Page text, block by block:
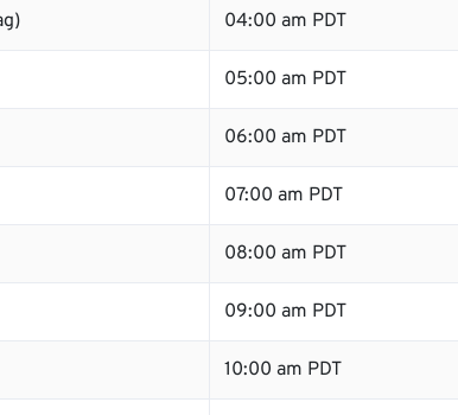
04:00 am PDT
05:00 am PDT
06:00 am PDT
07:00 am PDT
08:00 am PDT
09:00 am PDT
10:00 am PDT